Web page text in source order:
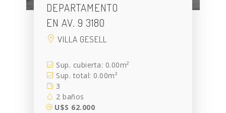
DEPARTAMENTO
EN AV. 9 3180
VILLA GESELL
Sup. cubierta: 0.00m²
Sup. total: 0.00m²
3
2 baños
U$S 62.000